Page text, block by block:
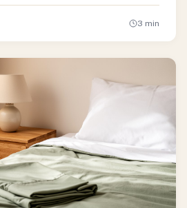
3 min